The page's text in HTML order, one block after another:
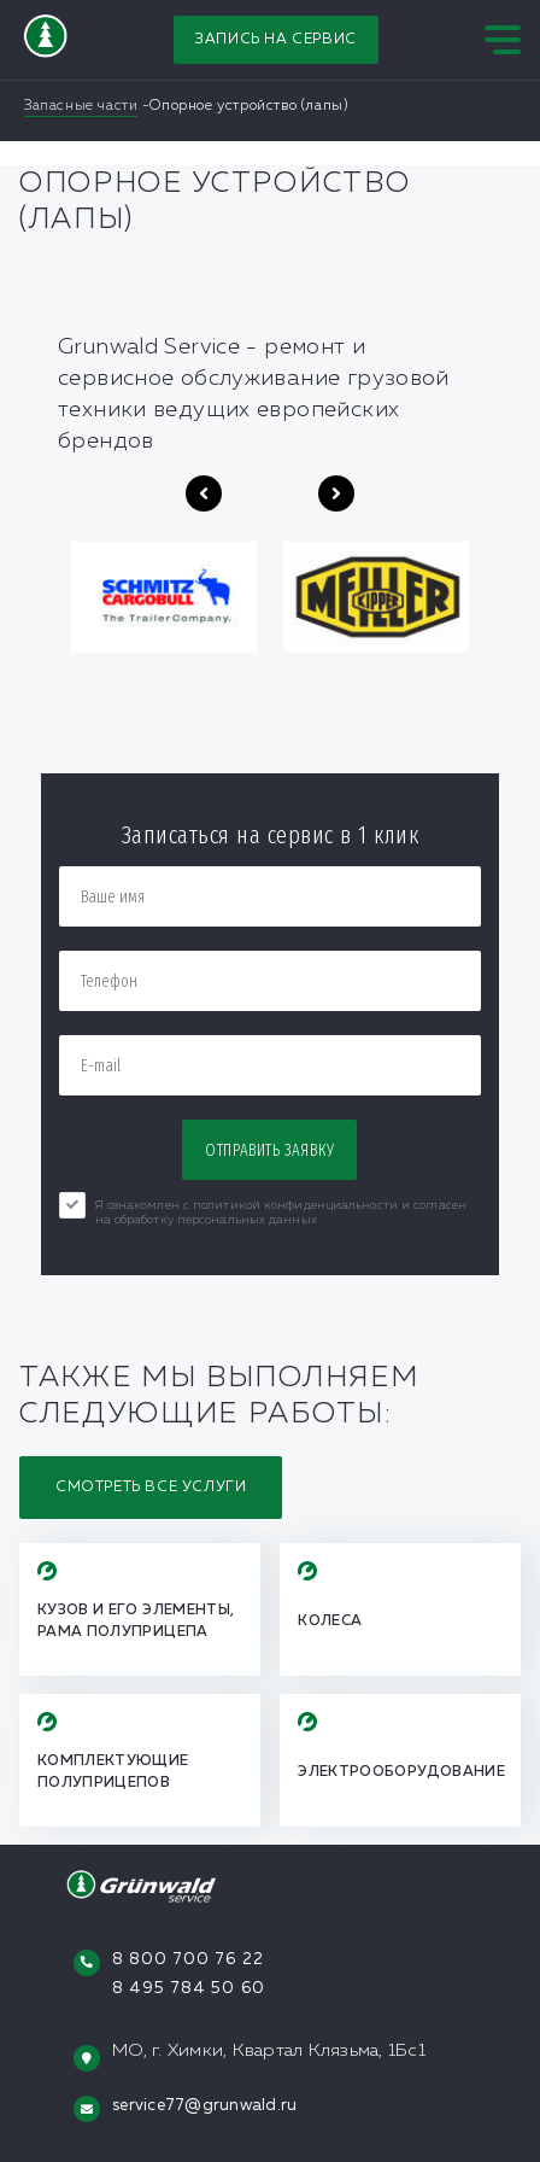
ЗАПИСЬ НА СЕРВИС
Запасные части Опорное устройство (лапы)
ОПОРНОЕ УСТРОЙСТВО
(ЛАПЫ)
Grunwald Service - ремонт и
сервисное обслуживание грузовой
техники ведущих европейских
брендов
Записаться на сервис в 1 клик
Я ознакомлен с политикой конфиденциальности и согласен
на обработку персональных данных
ТАКЖЕ МЫ ВЫПОЛНЯЕМ
СЛЕДУЮЩИЕ РАБОТЫ:
СМОТРЕТЬ ВСЕ УСЛУГИ
КУЗОВ И ЕГО ЭЛЕМЕНТЫ,
РАМА ПОЛУПРИЦЕПА
КОЛЕСА
КОМПЛЕКТУЮЩИЕ
ПОЛУПРИЦЕПОВ
ЭЛЕКТРООБОРУДОВАНИЕ
8 800 700 76 22
8 495 784 50 60
МО, г. Химки, Квартал Клязьма, 1Бс1
service77@grunwald.ru